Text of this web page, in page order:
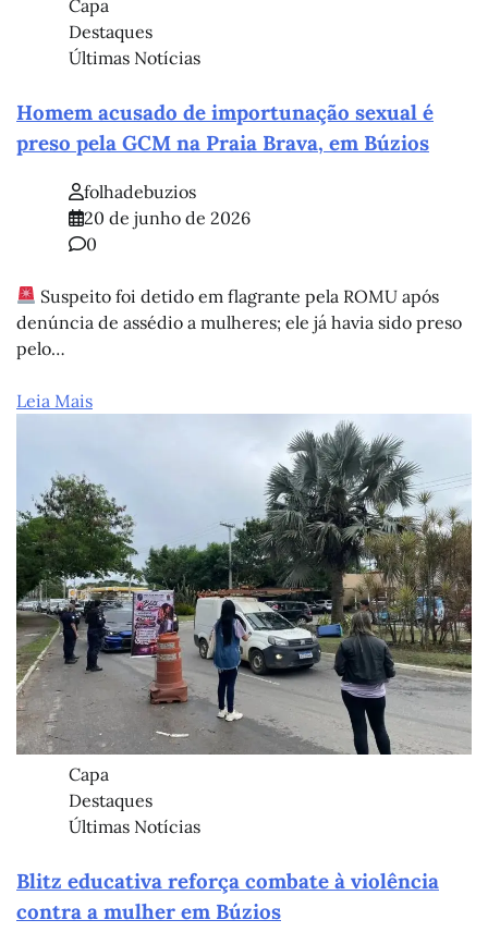
Capa
Destaques
Últimas Notícias
Homem acusado de importunação sexual é
preso pela GCM na Praia Brava, em Búzios
folhadebuzios
20 de junho de 2026
0
Suspeito foi detido em flagrante pela ROMU após
denúncia de assédio a mulheres; ele já havia sido preso
pelo…
Leia Mais
Capa
Destaques
Últimas Notícias
Blitz educativa reforça combate à violência
contra a mulher em Búzios